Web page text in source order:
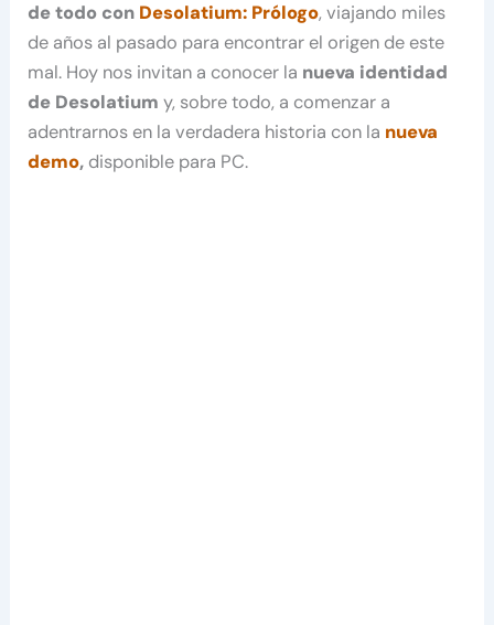
de todo con Desolatium: Prólogo, viajando miles
de años al pasado para encontrar el origen de este
mal. Hoy nos invitan a conocer la nueva identidad
de Desolatium y, sobre todo, a comenzar a
adentrarnos en la verdadera historia con la nueva
demo, disponible para PC.